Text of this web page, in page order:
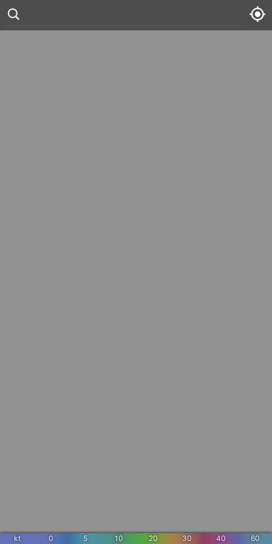
kt 0 5 10 20 30 40 60